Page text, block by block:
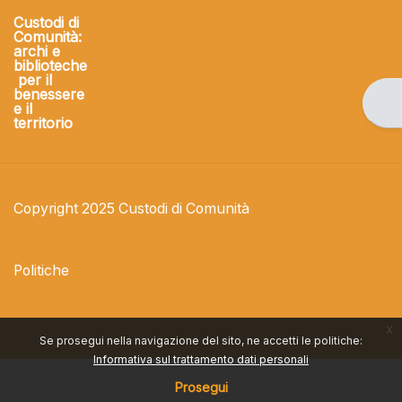
Se prosegui nella navigazione del sito, ne accetti le politiche:
Informativa sul trattamento dati personali
Prosegui
x
Custodi di
Comunità:
archi e
biblioteche
per il
benessere
e il
territorio
Copyright 2025 Custodi di Comunità
Politiche